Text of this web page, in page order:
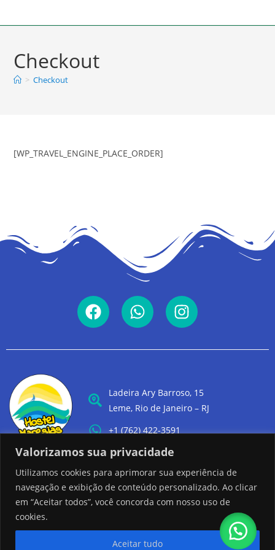
Valorizamos sua privacidade
Utilizamos cookies para aprimorar sua experiência de
navegação e exibição de conteúdo personalizado. Ao clicar
em “Aceitar todos”, você concorda com nosso uso de
cookies.
Aceitar tudo
Checkout
> Checkout
[WP_TRAVEL_ENGINE_PLACE_ORDER]
Ladeira Ary Barroso, 15
Leme, Rio de Janeiro – RJ
+1 (762) 422-3591